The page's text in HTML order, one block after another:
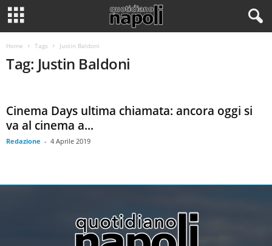
Home Tags Justin Baldoni
Tag: Justin Baldoni
Cinema Days ultima chiamata: ancora oggi si
va al cinema a...
Redazione - 4 Aprile 2019